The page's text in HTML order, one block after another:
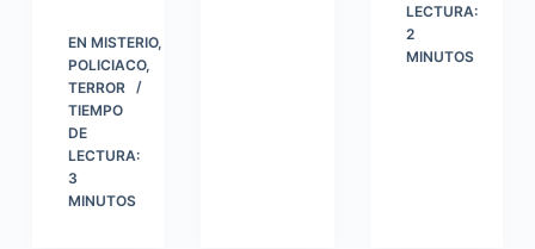
EN MISTERIO,
POLICIACO,
TERROR
TIEMPO
DE
LECTURA:
3
MINUTOS
LECTURA:
2
MINUTOS